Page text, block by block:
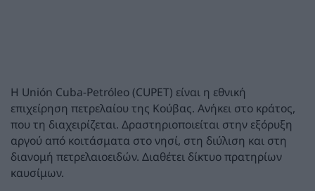
Η Unión Cuba-Petróleo (CUPET) είναι η εθνική
επιχείρηση πετρελαίου της Κούβας. Ανήκει στο κράτος,
που τη διαχειρίζεται. Δραστηριοποιείται στην εξόρυξη
αργού από κοιτάσματα στο νησί, στη διύλιση και στη
διανομή πετρελαιοειδών. Διαθέτει δίκτυο πρατηρίων
καυσίμων.